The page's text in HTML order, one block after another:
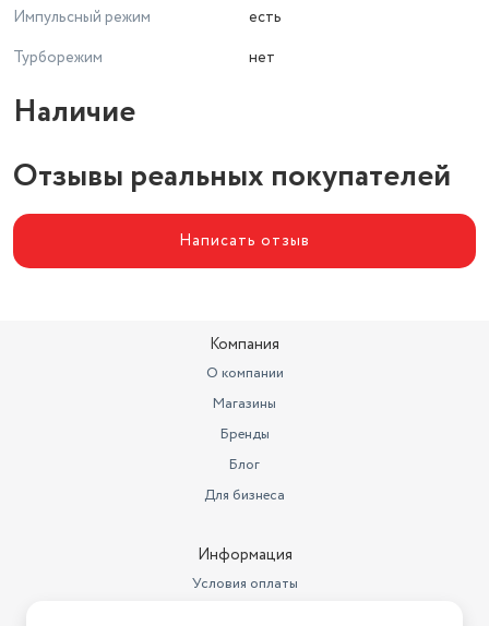
Импульсный режим
есть
Турборежим
нет
Наличие
Отзывы реальных покупателей
Написать отзыв
Компания
О компании
Магазины
Бренды
Блог
Для бизнеса
Информация
Условия оплаты